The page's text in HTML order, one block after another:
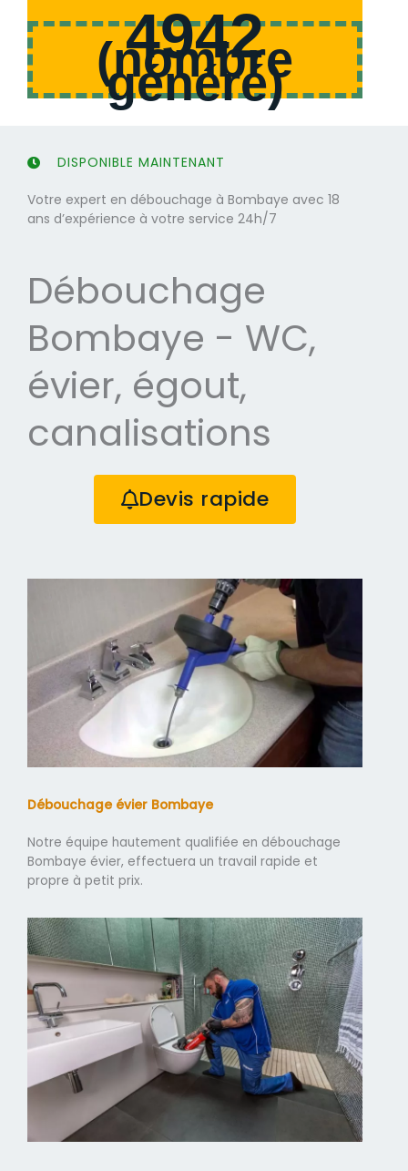
4942
(nombre
généré)
DISPONIBLE MAINTENANT
Votre expert en débouchage à Bombaye avec 18
ans d’expérience à votre service 24h/7
Débouchage
Bombaye - WC,
évier, égout,
canalisations
Devis rapide
Débouchage évier Bombaye
Notre équipe hautement qualifiée en débouchage
Bombaye évier, effectuera un travail rapide et
propre à petit prix.